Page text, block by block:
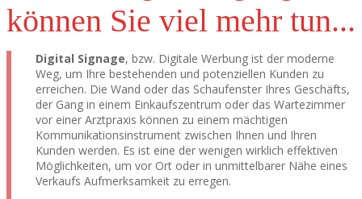
können Sie viel mehr tun...
Digital Signage, bzw. Digitale Werbung ist der moderne
Weg, um Ihre bestehenden und potenziellen Kunden zu
erreichen. Die Wand oder das Schaufenster Ihres Geschäfts,
der Gang in einem Einkaufszentrum oder das Wartezimmer
vor einer Arztpraxis können zu einem mächtigen
Kommunikationsinstrument zwischen Ihnen und Ihren
Kunden werden. Es ist eine der wenigen wirklich effektiven
Möglichkeiten, um vor Ort oder in unmittelbarer Nähe eines
Verkaufs Aufmerksamkeit zu erregen.